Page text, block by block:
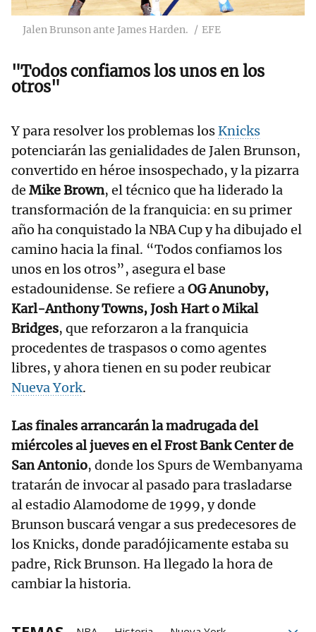
Jalen Brunson ante James Harden. EFE
"Todos confiamos los unos en los
otros"
Y para resolver los problemas losKnicks
potenciarán las genialidades de Jalen Brunson,
convertido en héroe insospechado, y la pizarra
de Mike Brown, el técnico que ha liderado la
transformación de la franquicia: en su primer
año ha conquistado la NBA Cup y ha dibujado el
camino hacia la final. “Todos confiamos los
unos en los otros”, asegura el base
estadounidense. Se refiere aOG Anunoby,
Karl-Anthony Towns, Josh Hart o Mikal
Bridges, que reforzaron a la franquicia
procedentes de traspasos o como agentes
libres, y ahora tienen en su poder reubicar
Nueva York.
Las finales arrancarán la madrugada del
miércoles al jueves en el Frost Bank Center de
San Antonio, donde los Spurs de Wembanyama
tratarán de invocar al pasado para trasladarse
al estadio Alamodome de 1999, y donde
Brunson buscará vengar a sus predecesores de
los Knicks, donde paradójicamente estaba su
padre, Rick Brunson. Ha llegado la hora de
cambiar la historia.